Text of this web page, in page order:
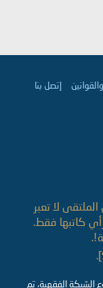
إتصل بنا
لا تعبر
كاتبها فقط.
الفقهية، تم